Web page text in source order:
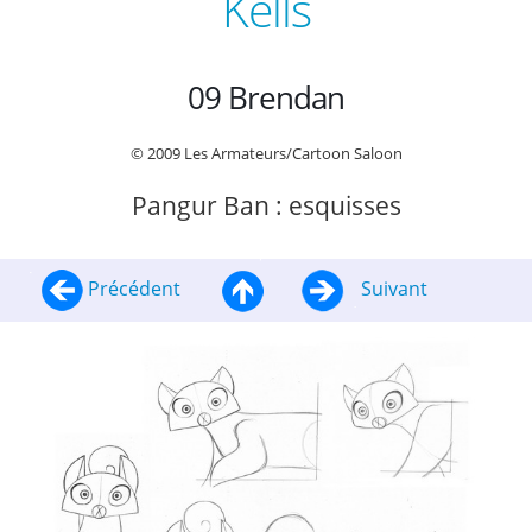
09 Brendan
© 2009 Les Armateurs/Cartoon Saloon
Pangur Ban : esquisses
Précédent Suivant